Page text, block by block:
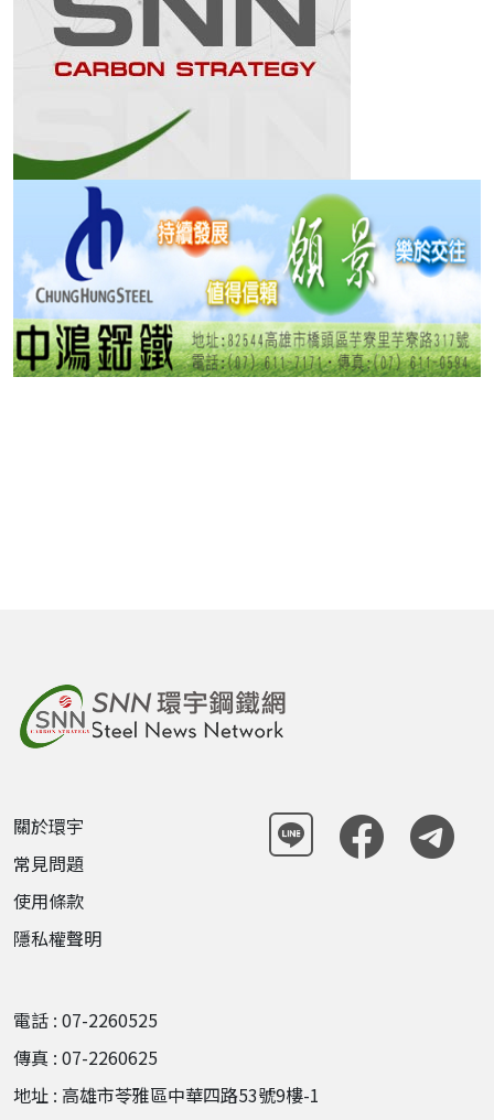
關於環宇
常見問題
使用條款
隱私權聲明
電話 : 07-2260525
傳真 : 07-2260625
地址 : 高雄市苓雅區中華四路53號9樓-1